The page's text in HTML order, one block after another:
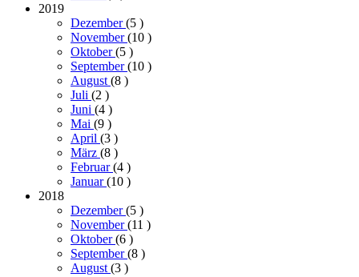
2019
Dezember(5 )
November(10 )
Oktober(5 )
September(10 )
August(8 )
Juli (2 )
Juni (4 )
Mai (9 )
April (3 )
März (8 )
Februar(4 )
Januar(10 )
2018
Dezember(5 )
November(11 )
Oktober(6 )
September(8 )
August(3 )